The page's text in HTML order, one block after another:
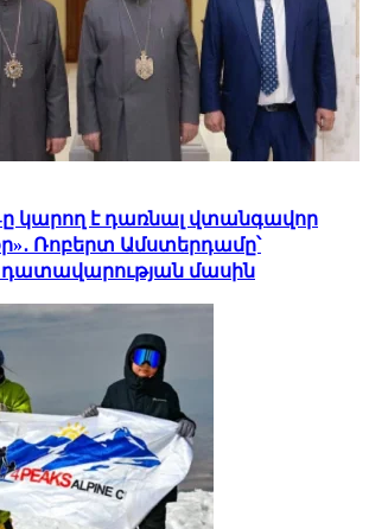
ը կարող է դառնալ վտանգավոր
Ռոբերտ Ամստերդամը՝
դատավարության մասին